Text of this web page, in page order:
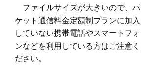
ファイルサイズが大きいので、パ
ケット通信料金定額制プランに加入
していない携帯電話やスマートフォ
ンなどを利用している方はご注意く
ださい。